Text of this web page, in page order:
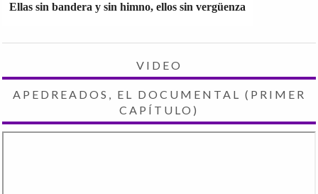
Ellas sin bandera y sin himno, ellos sin vergüenza
VIDEO
APEDREADOS, EL DOCUMENTAL (PRIMER
CAPÍTULO)